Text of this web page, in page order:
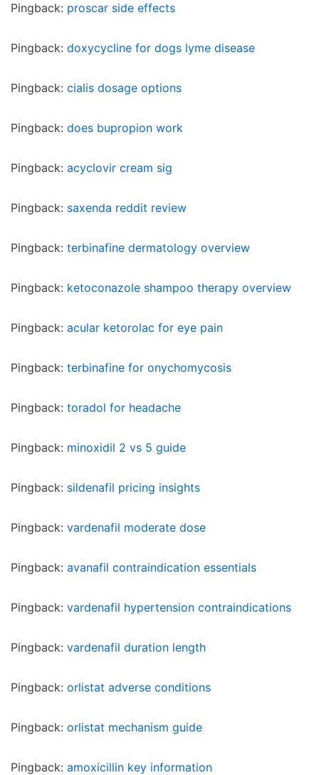
Pingback: proscar side effects
Pingback: doxycycline for dogs lyme disease
Pingback: cialis dosage options
Pingback: does bupropion work
Pingback: acyclovir cream sig
Pingback: saxenda reddit review
Pingback: terbinafine dermatology overview
Pingback: ketoconazole shampoo therapy overview
Pingback: acular ketorolac for eye pain
Pingback: terbinafine for onychomycosis
Pingback: toradol for headache
Pingback: minoxidil 2 vs 5 guide
Pingback: sildenafil pricing insights
Pingback: vardenafil moderate dose
Pingback: avanafil contraindication essentials
Pingback: vardenafil hypertension contraindications
Pingback: vardenafil duration length
Pingback: orlistat adverse conditions
Pingback: orlistat mechanism guide
Pingback: amoxicillin key information